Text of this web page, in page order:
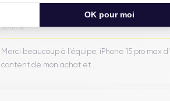
OK pour moi
26/07/26
Merci beaucoup à l’équipe, iPhone 15 pro
content de mon achat et ...